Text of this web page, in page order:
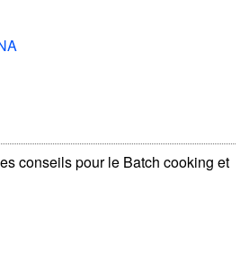
conseils pour le Batch cooking et